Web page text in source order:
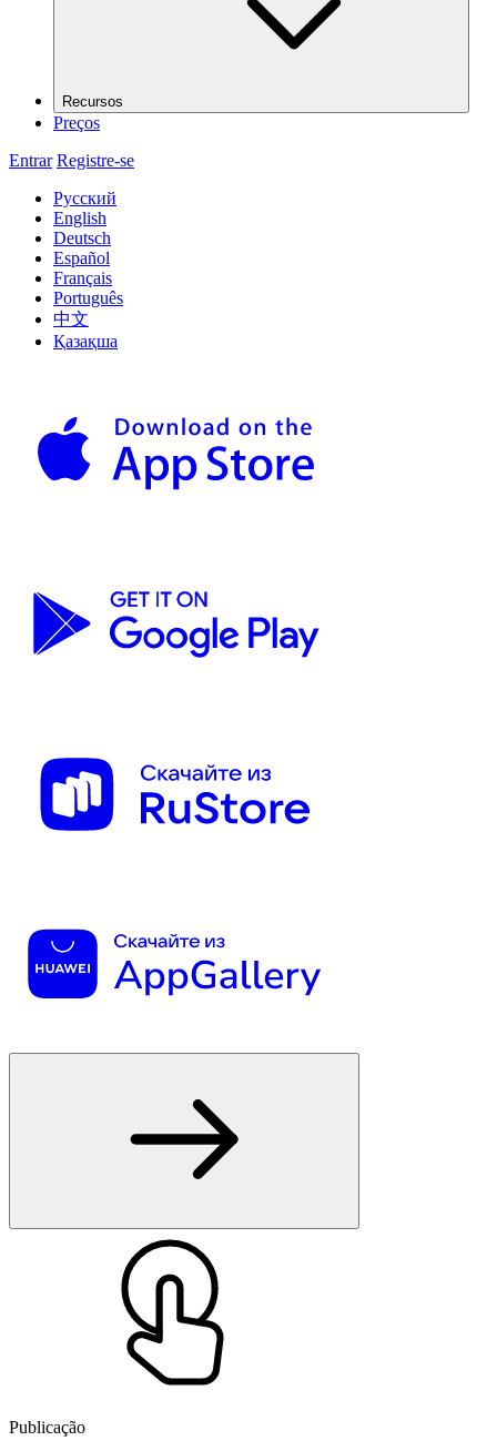
Recursos
Preços
Entrar Registre-se
Русский
English
Deutsch
Español
Français
Português
中文
Қазақша
Publicação